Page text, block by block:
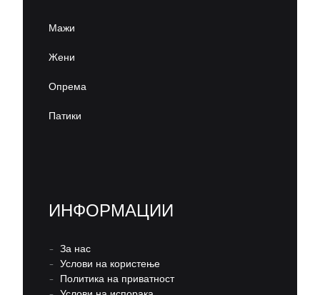
Мажи
Жени
Опрема
Патики
ИНФОРМАЦИИ
– За нас
– Услови на користење
– Политика на приватност